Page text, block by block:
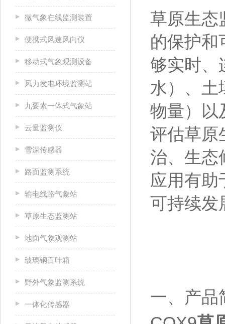
微气象在线监测装置
便携式风速风向仪
移动式气象观测设备
风力发电环境监测站
九要素一体式气象站
云量监测仪
雪深传感器
路面监测系统
输电线路气象站
草原生态监测站
地面气象观测站
玻璃钢百叶箱
野外气象监测系统
一体化传感器
草原生态
的保护和
够实时、
水）、土
物量）以
评估草原
治、生态
应用有助
可持续发
一、产品